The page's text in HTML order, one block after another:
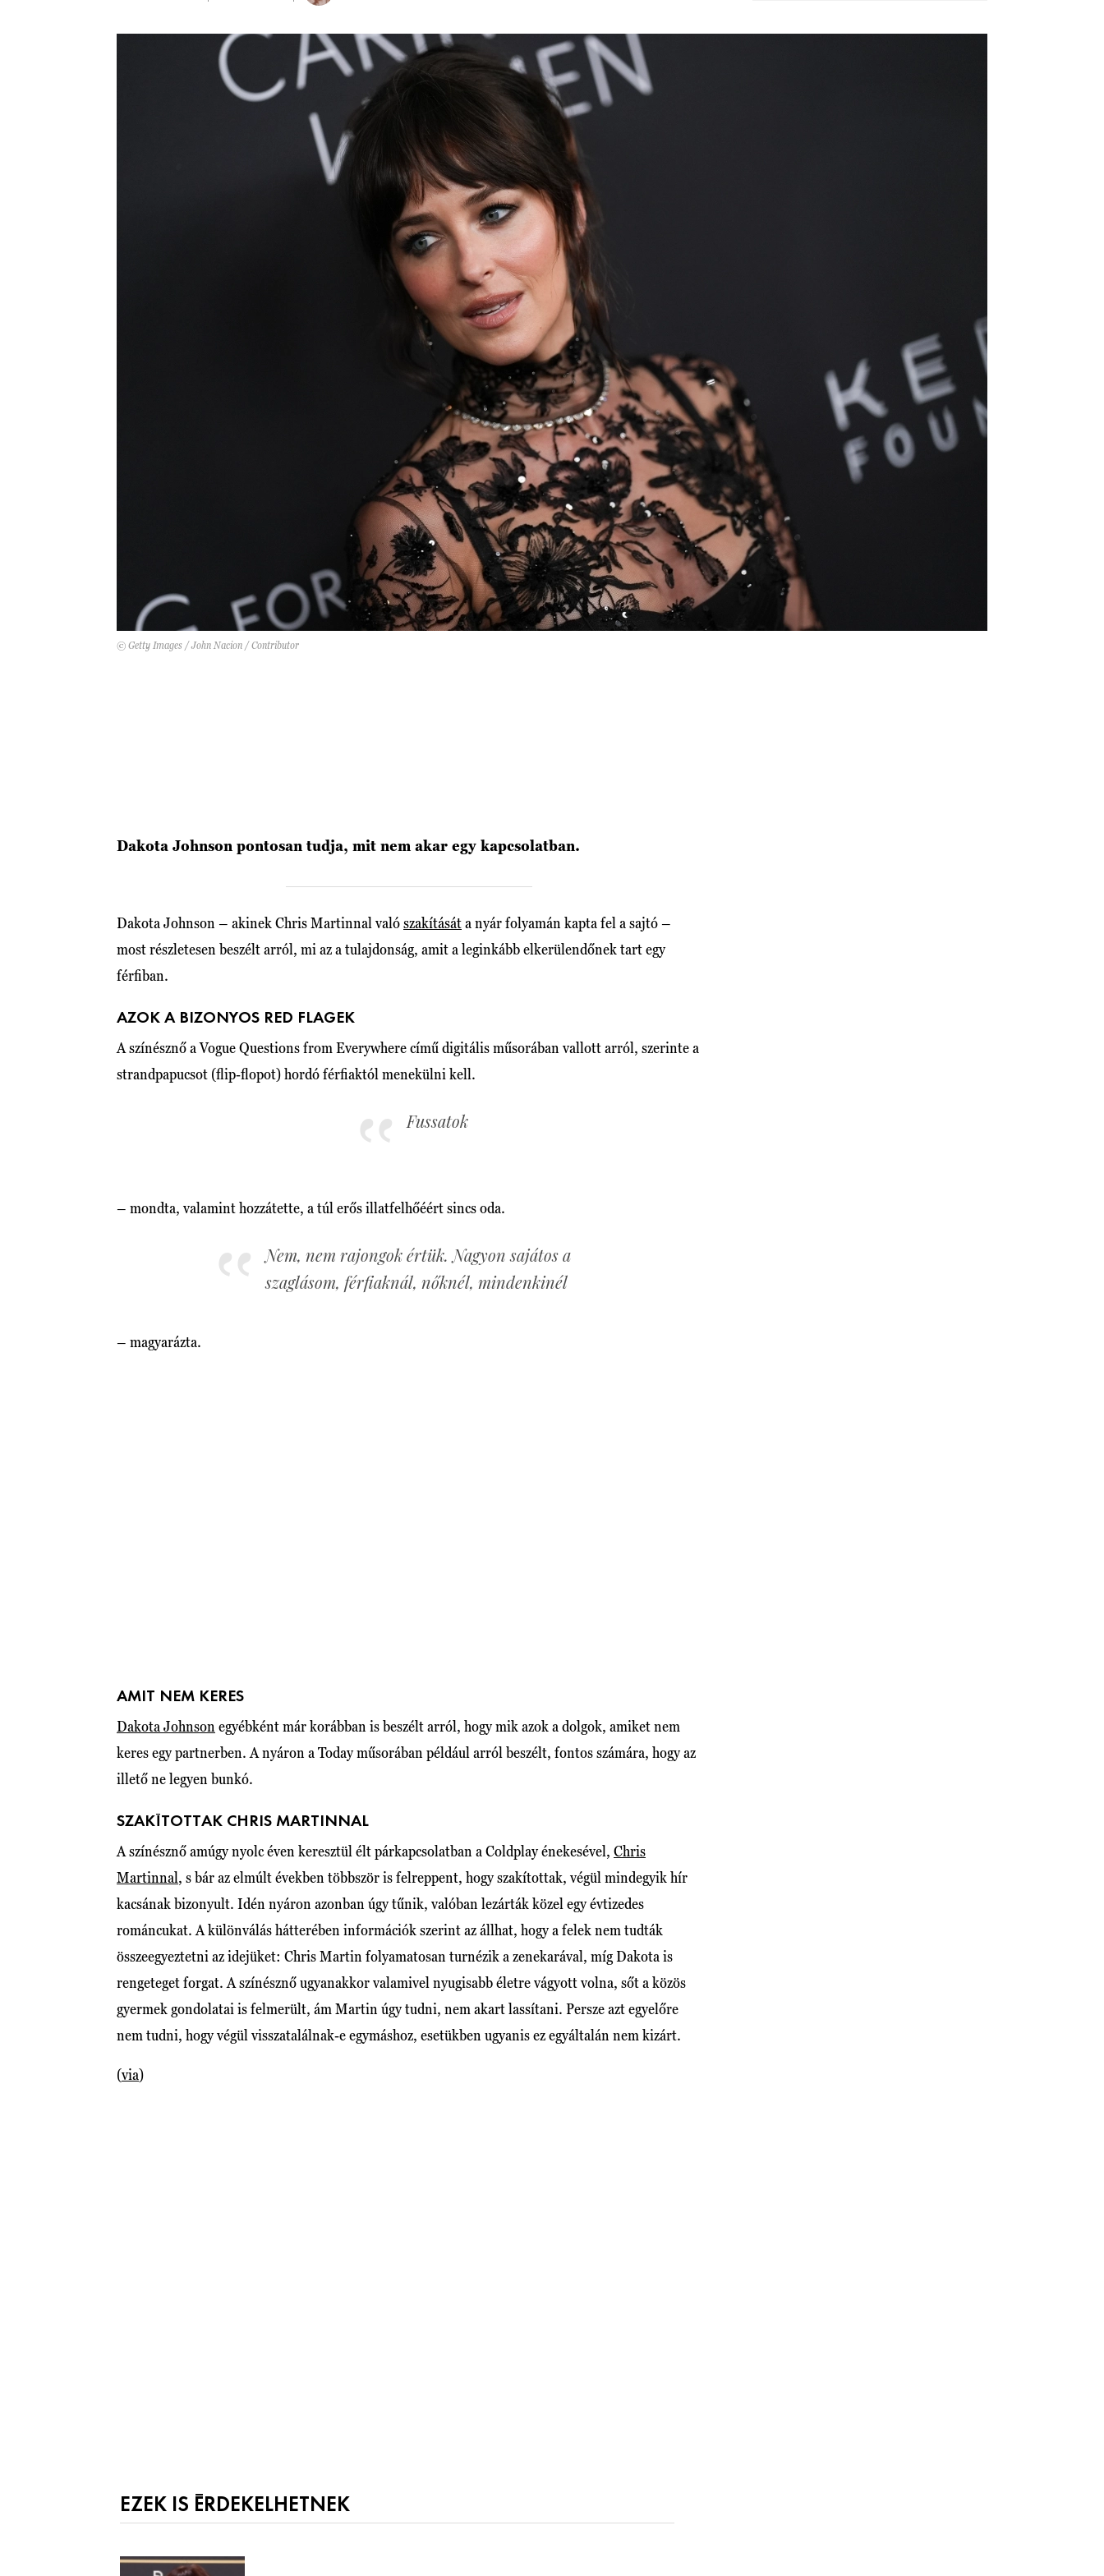
© Getty Images / John Nacion / Contributor
Dakota Johnson pontosan tudja, mit nem akar egy kapcsolatban.
Dakota Johnson – akinek Chris Martinnal valószakításáta nyár folyamán kapta fel a sajtó –
most részletesen beszélt arról, mi az a tulajdonság, amit a leginkább elkerülendőnek tart egy
férfiban.
AZOK A BIZONYOS RED FLAGEK
A színésznő a Vogue Questions from Everywhere című digitális műsorában vallott arról, szerinte a
strandpapucsot (flip-flopot) hordó férfiaktól menekülni kell.
Fussatok
– mondta, valamint hozzátette, a túl erős illatfelhőéért sincs oda.
Nem, nem rajongok értük. Nagyon sajátos a
szaglásom, férfiaknál, nőknél, mindenkinél
– magyarázta.
AMIT NEM KERES
Dakota Johnson egyébként már korábban is beszélt arról, hogy mik azok a dolgok, amiket nem
keres egy partnerben. A nyáron a Today műsorában például arról beszélt, fontos számára, hogy az
illető ne legyen bunkó.
SZAKÍTOTTAK CHRIS MARTINNAL
A színésznő amúgy nyolc éven keresztül élt párkapcsolatban a Coldplay énekesével, Chris
Martinnal, s bár az elmúlt években többször is felreppent, hogy szakítottak, végül mindegyik hír
kacsának bizonyult. Idén nyáron azonban úgy tűnik, valóban lezárták közel egy évtizedes
románcukat. A különválás hátterében információk szerint az állhat, hogy a felek nem tudták
összeegyeztetni az idejüket: Chris Martin folyamatosan turnézik a zenekarával, míg Dakota is
rengeteget forgat. A színésznő ugyanakkor valamivel nyugisabb életre vágyott volna, sőt a közös
gyermek gondolatai is felmerült, ám Martin úgy tudni, nem akart lassítani. Persze azt egyelőre
nem tudni, hogy végül visszatalálnak-e egymáshoz, esetükben ugyanis ez egyáltalán nem kizárt.
(via)
EZEK IS ÉRDEKELHETNEK